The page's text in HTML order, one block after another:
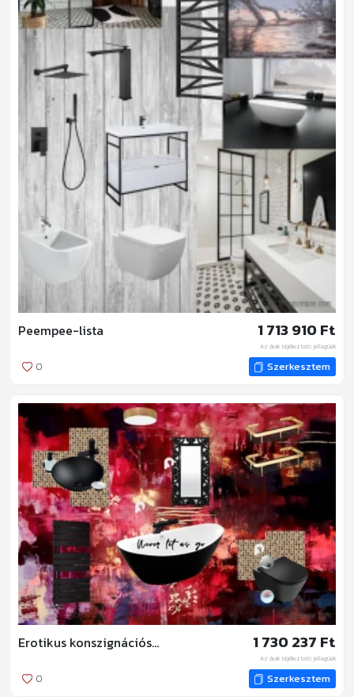
Peempee-lista 1 713 910 Ft
Az árak tájékoztató jellegűek
0 Szerkesztem
Erotikus konszignációs lista 1 730 237 Ft
Az árak tájékoztató jellegűek
0 Szerkesztem